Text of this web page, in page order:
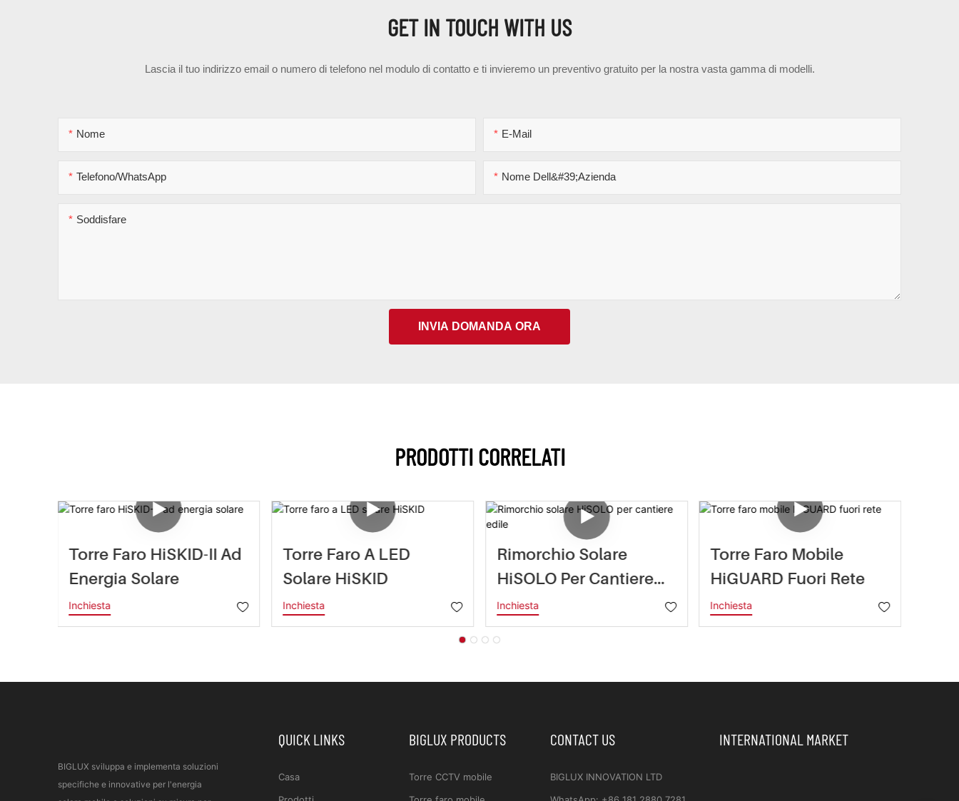
GET IN TOUCH WITH US
Lascia il tuo indirizzo email o numero di telefono nel modulo di contatto e ti invieremo un preventivo gratuito per la nostra vasta gamma di modelli.
Nome E-Mail
Telefono/WhatsApp Nome Dell&#39;azienda
Soddisfare
INVIA DOMANDA ORA
PRODOTTI CORRELATI
Torre Faro HiSKID-II Ad
Energia Solare
Inchiesta
Torre Faro A LED
Solare HiSKID
Inchiesta
Rimorchio Solare
HiSOLO Per Cantiere
Edile
Inchiesta
Torre Faro Mobile
HiGUARD Fuori Rete
Inchiesta
BIGLUX sviluppa e implementa soluzioni
specifiche e innovative per l'energia
QUICK LINKS
Casa
BIGLUX PRODUCTS
Torre CCTV mobile
CONTACT US
BIGLUX INNOVATION LTD
INTERNATIONAL MARKET